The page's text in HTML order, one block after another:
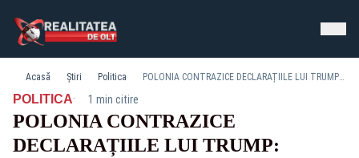
Acasă Știri Politica POLONIA CONTRAZICE DECLARAȚIILE LUI TRUMP: „ATACUL CU DRONE NU A FOST O GREȘEALĂ”
POLITICA· 1 min citire
POLONIA CONTRAZICE
DECLARAȚIILE LUI TRUMP: